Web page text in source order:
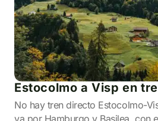
Estocolmo a Visp en
No hay tren directo Estocolmo-
va por Hamburgo y Basilea, con